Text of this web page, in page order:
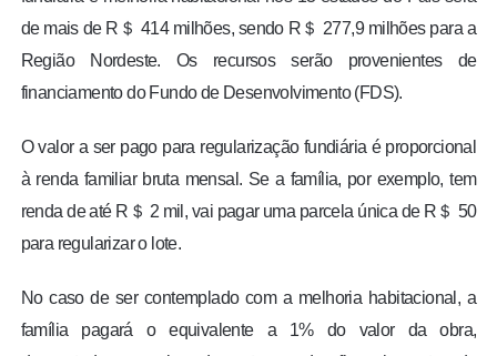
de mais de R＄ 414 milhões, sendo R＄ 277,9 milhões para a
Região Nordeste. Os recursos serão provenientes de
financiamento do Fundo de Desenvolvimento (FDS).
O valor a ser pago para regularização fundiária é proporcional
à renda familiar bruta mensal. Se a família, por exemplo, tem
renda de até R＄ 2 mil, vai pagar uma parcela única de R＄ 50
para regularizar o lote.
No caso de ser contemplado com a melhoria habitacional, a
família pagará o equivalente a 1% do valor da obra,